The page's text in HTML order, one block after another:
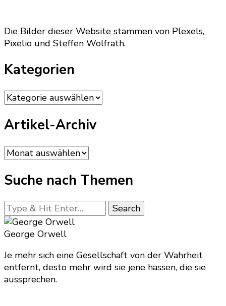
Die Bilder dieser Website stammen von Plexels,
Pixelio und Steffen Wolfrath.
Kategorien
Kategorien
Artikel-Archiv
Artikel-
Archiv
Suche nach Themen
Looking
for
Something?
George Orwell
Je mehr sich eine Gesellschaft von der Wahrheit
entfernt, desto mehr wird sie jene hassen, die sie
aussprechen.